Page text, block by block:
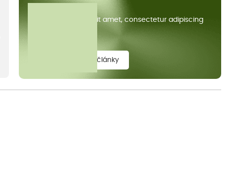
Lorem ipsum dolor sit amet, consectetur adipiscing
zobrazit všechny články